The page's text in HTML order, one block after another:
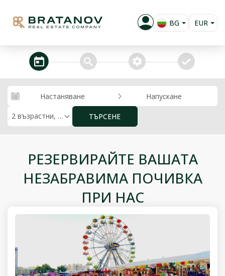
BG
RU
EUR
RON
KZT
steps_calendar search extra_services confirm
Настаняване Напускане
2 възрастни, 0 деца ТЪРСЕНЕ
РЕЗЕРВИРАЙТЕ ВАШАТА
НЕЗАБРАВИМА ПОЧИВКА
ПРИ НАС